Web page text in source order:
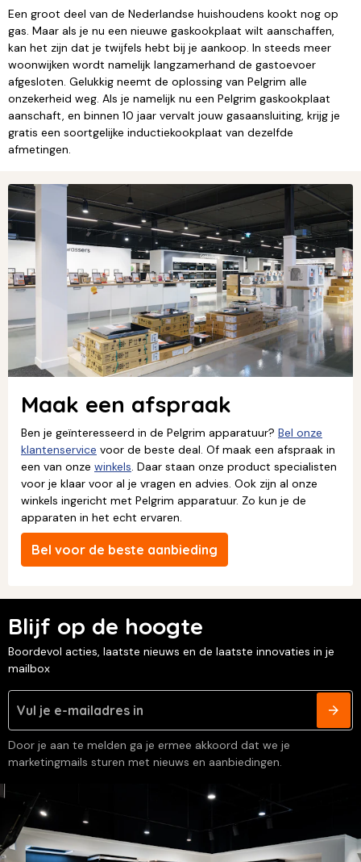
Een groot deel van de Nederlandse huishoudens kookt nog op
gas. Maar als je nu een nieuwe gaskookplaat wilt aanschaffen,
kan het zijn dat je twijfels hebt bij je aankoop. In steeds meer
woonwijken wordt namelijk langzamerhand de gastoevoer
afgesloten. Gelukkig neemt de oplossing van Pelgrim alle
onzekerheid weg. Als je namelijk nu een Pelgrim gaskookplaat
aanschaft, en binnen 10 jaar vervalt jouw gasaansluiting, krijg je
gratis een soortgelijke inductiekookplaat van dezelfde
afmetingen.
Maak een afspraak
Ben je geïnteresseerd in de Pelgrim apparatuur? Bel onze
klantenservice voor de beste deal. Of maak een afspraak in
een van onze winkels. Daar staan onze product specialisten
voor je klaar voor al je vragen en advies. Ook zijn al onze
winkels ingericht met Pelgrim apparatuur. Zo kun je de
apparaten in het echt ervaren.
Bel voor de beste aanbieding
Blijf op de hoogte
Boordevol acties, laatste nieuws en de laatste innovaties in je
mailbox
Door je aan te melden ga je ermee akkoord dat we je
marketingmails sturen met nieuws en aanbiedingen.